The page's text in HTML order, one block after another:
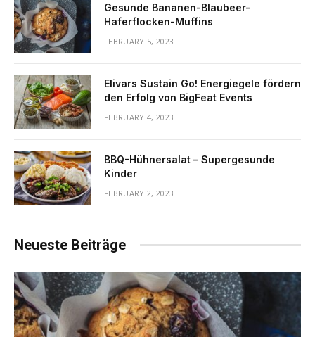
Gesunde Bananen-Blaubeer-
Haferflocken-Muffins
FEBRUARY 5, 2023
Elivars Sustain Go! Energiegele fördern
den Erfolg von BigFeat Events
FEBRUARY 4, 2023
BBQ-Hühnersalat – Supergesunde
Kinder
FEBRUARY 2, 2023
Neueste Beiträge